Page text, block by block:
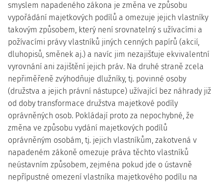
smyslem napadeného zákona je změna ve způsobu
vypořádání majetkových podílů a omezuje jejich vlastníky
takovým způsobem, který není srovnatelný s užívacími a
požívacími právy vlastníků jiných cenných papírů (akcií,
dluhopisů, směnek aj.) a navíc jim nezajišťuje ekvivalentní
vyrovnání ani zajištění jejich práv. Na druhé straně zcela
nepřiměřeně zvýhodňuje dlužníky, tj. povinné osoby
(družstva a jejich právní nástupce) užívající bez náhrady již
od doby transformace družstva majetkové podíly
oprávněných osob. Pokládají proto za nepochybné, že
změna ve způsobu vydání majetkových podílů
oprávněným osobám, tj. jejich vlastníkům, zakotvená v
napadeném zákoně omezuje práva těchto vlastníků
neústavním způsobem, zejména pokud jde o ústavně
nepřípustné omezení vlastníka majetkového podílu na